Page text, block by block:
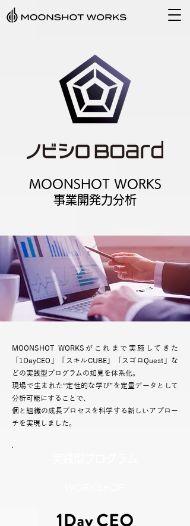
MOONSHOT WORKS
事業開発力分析
MOONSHOT WORKSがこれまで実施してきた
「1DayCEO」「スキルCUBE」「スゴロQuest」な
どの実践型プログラムの知見を体系化。
現場で生まれた“定性的な学び”を定量データとして
分析可能にすることで、
個と組織の成長プロセスを科学する新しいアプロー
チを実現しました。